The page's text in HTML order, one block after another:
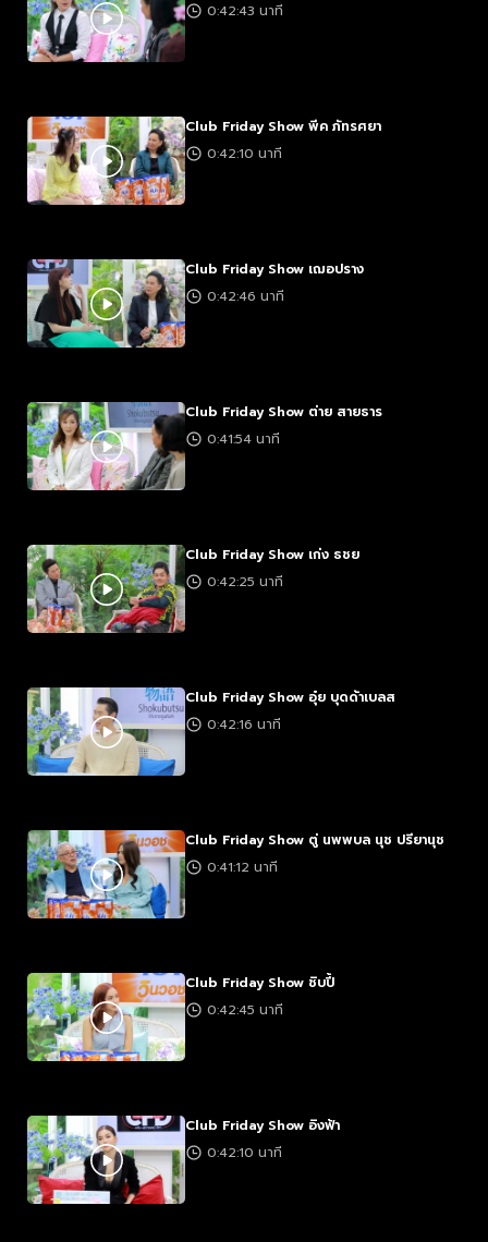
0:42:43 นาที
Club Friday Show พีค ภัทรศยา
0:42:10 นาที
Club Friday Show เฌอปราง
0:42:46 นาที
Club Friday Show ต่าย สายธาร
0:41:54 นาที
Club Friday Show เก่ง ธชย
0:42:25 นาที
Club Friday Show อุ๋ย บุดด้าเบลส
0:42:16 นาที
Club Friday Show ตู่ นพพบล นุช ปรียานุช
0:41:12 นาที
Club Friday Show ชิบปี้
0:42:45 นาที
Club Friday Show อิงฟ้า
0:42:10 นาที